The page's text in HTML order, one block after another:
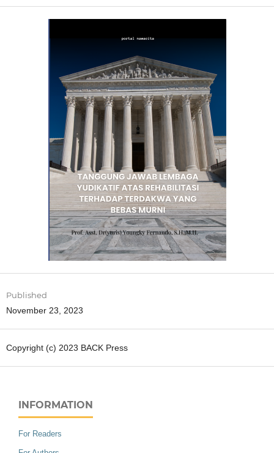
Published
November 23, 2023
Copyright (c) 2023 BACK Press
INFORMATION
For Readers